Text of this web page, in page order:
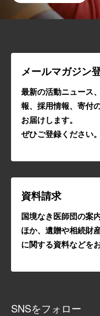
メールマガジン
最新の活動ニュース
報、採用情報、寄付
お届けします。
ぜひご登録ください。
資料請求
国境なき医師団の案
ほか、遺贈や相続財
に関する資料などを
SNSをフォロー